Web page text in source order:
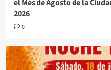
el Mes de Agosto de la
2026
0